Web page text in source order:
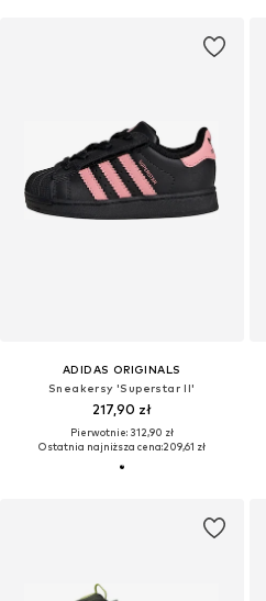
ADIDAS ORIGINALS
Sneakersy 'Superstar II'
217,90 zł
Pierwotnie: 312,90 zł
Ostatnia najniższa cena:209,61 zł